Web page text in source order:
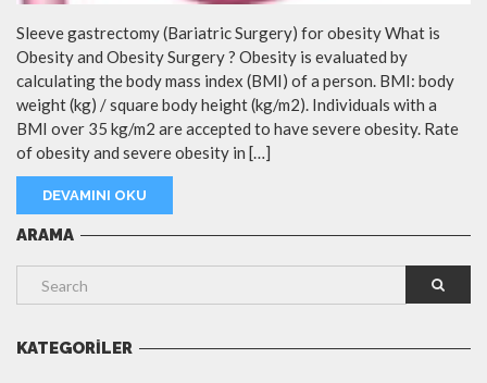
Sleeve gastrectomy (Bariatric Surgery) for obesity What is
Obesity and Obesity Surgery ? Obesity is evaluated by
calculating the body mass index (BMI) of a person. BMI: body
weight (kg) / square body height (kg/m2). Individuals with a
BMI over 35 kg/m2 are accepted to have severe obesity. Rate
of obesity and severe obesity in […]
DEVAMINI OKU
ARAMA
KATEGORILER